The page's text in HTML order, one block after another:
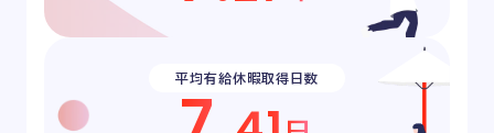
平均有給休暇取得日数